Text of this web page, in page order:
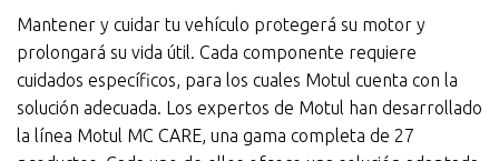
Mantener y cuidar tu vehículo protegerá su motor y
prolongará su vida útil. Cada componente requiere
cuidados específicos, para los cuales Motul cuenta con la
solución adecuada. Los expertos de Motul han desarrollado
la línea Motul MC CARE, una gama completa de 27